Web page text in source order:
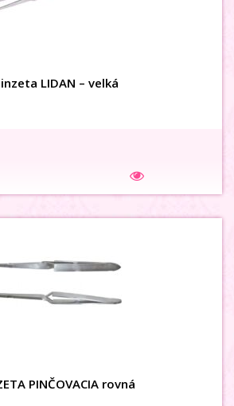
LIDAN – velká
PINČOVACIA rovná